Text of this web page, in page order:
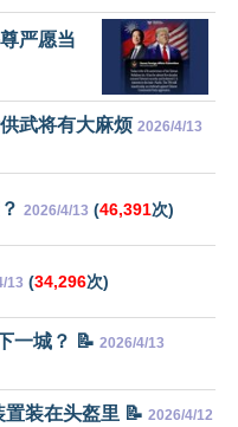
严愿当
武将有大麻烦 2026/4/13
2026/4/13 (46,391次)
13 (34,296次)
一城？ 📝 2026/4/13
装在头盔里 📝 2026/4/12